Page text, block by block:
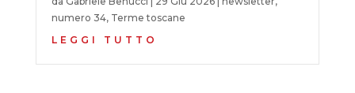
numero 34, Terme toscane
LEGGI TUTTO